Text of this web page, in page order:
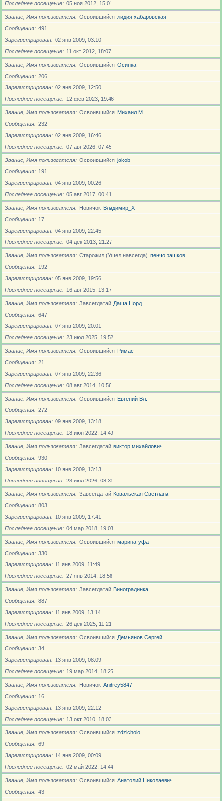
Последнее посещение
05 ноя 2012, 15:01
Звание, Имя пользователя Освоившийся лидия хабаровская
Сообщения
491
Зарегистрирован
02 янв 2009, 03:10
Последнее посещение
11 окт 2012, 18:07
Звание, Имя пользователя Освоившийся Осинка
Сообщения
206
Зарегистрирован
02 янв 2009, 12:50
Последнее посещение
12 фев 2023, 19:46
Звание, Имя пользователя Освоившийся Михаил М
Сообщения
232
Зарегистрирован
02 янв 2009, 16:46
Последнее посещение
07 авг 2026, 07:45
Звание, Имя пользователя Освоившийся jakob
Сообщения
191
Зарегистрирован
04 янв 2009, 00:26
Последнее посещение
05 авг 2017, 00:41
Звание, Имя пользователя Новичoк Владимир_X
Сообщения
17
Зарегистрирован
04 янв 2009, 22:45
Последнее посещение
04 дек 2013, 21:27
Звание, Имя пользователя Старожил (Ушел навсегда) пенчо рашков
Сообщения
192
Зарегистрирован
05 янв 2009, 19:56
Последнее посещение
16 авг 2015, 13:17
Звание, Имя пользователя Завсегдатай Даша Норд
Сообщения
647
Зарегистрирован
07 янв 2009, 20:01
Последнее посещение
23 июл 2025, 19:52
Звание, Имя пользователя Освоившийся Римас
Сообщения
21
Зарегистрирован
07 янв 2009, 22:36
Последнее посещение
08 авг 2014, 10:56
Звание, Имя пользователя Освоившийся Евгений Вл.
Сообщения
272
Зарегистрирован
09 янв 2009, 13:18
Последнее посещение
18 июн 2022, 14:49
Звание, Имя пользователя Завсегдатай виктор михайлович
Сообщения
930
Зарегистрирован
10 янв 2009, 13:13
Последнее посещение
23 июл 2026, 08:31
Звание, Имя пользователя Завсегдатай Ковальская Светлана
Сообщения
803
Зарегистрирован
10 янв 2009, 17:41
Последнее посещение
04 мар 2018, 19:03
Звание, Имя пользователя Освоившийся марина-уфа
Сообщения
330
Зарегистрирован
11 янв 2009, 11:49
Последнее посещение
27 янв 2014, 18:58
Звание, Имя пользователя Завсегдатай Виноградинка
Сообщения
887
Зарегистрирован
11 янв 2009, 13:14
Последнее посещение
26 дек 2025, 11:21
Звание, Имя пользователя Освоившийся Демьянов Сергей
Сообщения
34
Зарегистрирован
13 янв 2009, 08:09
Последнее посещение
19 мар 2014, 18:25
Звание, Имя пользователя Новичoк Andrey5847
Сообщения
16
Зарегистрирован
13 янв 2009, 22:12
Последнее посещение
13 окт 2010, 18:03
Звание, Имя пользователя Освоившийся zdzicholo
Сообщения
69
Зарегистрирован
14 янв 2009, 00:09
Последнее посещение
02 май 2022, 14:44
Звание, Имя пользователя Освоившийся Анатолий Николаевич
Сообщения
43